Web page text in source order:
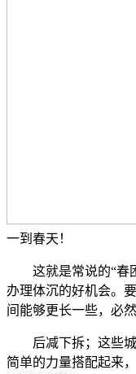
一到春天！
这就是常说的“春困
办理体沉的好机会。
间能够更长一些，必
后减下拆；这些城
简单的力量搭配起来